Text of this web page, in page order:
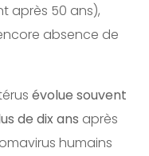
après 50 ans),
absence de
évolue souvent
de dix ans après
humains